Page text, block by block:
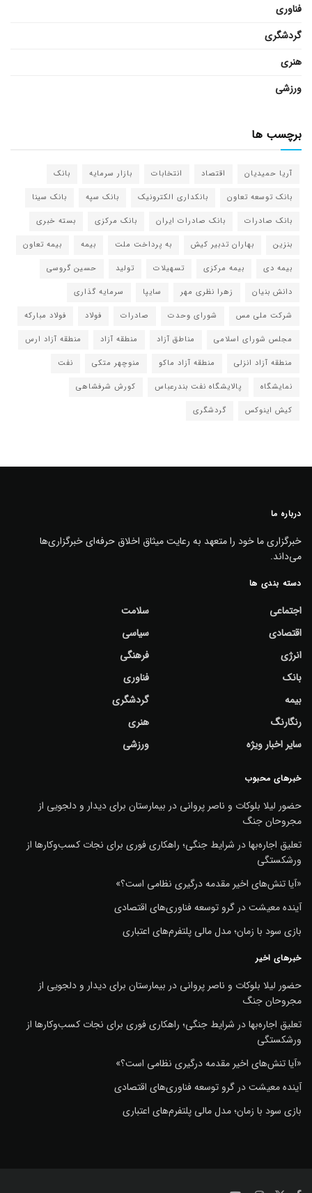
فناوری
گردشگری
هنری
ورزشی
برچسب ها
آریا حمیدیان اقتصاد انتخابات بازار سرمایه
بانک
بانک توسعه تعاون
بانکداری الکترونیک بانک سپه
بانک سینا
بانک صادرات
بانک صادرات ایران بانک مرکزی
بسته خبری
بنزین
بهاران تدبیر کیش به پرداخت ملت بیمه
بیمه تعاون
بیمه دی
بیمه مرکزی تسهیلات تولید
حسین گروسی
دانش بنیان
زهرا نظری مهر سایپا
سرمایه گذاری
شرکت ملی مس
شورای وحدت صادرات فولاد
فولاد مبارکه
مجلس شورای اسلامی
مناطق آزاد منطقه آزاد
منطقه آزاد ارس
منطقه آزاد انزلی
منطقه آزاد ماکو منوچهر متکی
نفت
نمایشگاه
پالایشگاه نفت بندرعباس
کورش شرفشاهی
کیش اینوکس
گردشگری
درباره ما
خبرگزاری ما خود را متعهد به رعایت میثاق اخلاق حرفه‌ای خبرگزاری‌ها
می‌داند.
دسته بندی ها
اجتماعی
اقتصادی
انرژی
بانک
بیمه
رنگارنگ
سایر اخبار ویژه
سلامت
سیاسی
فرهنگی
فناوری
گردشگری
هنری
ورزشی
خبرهای محبوب
حضور لیلا بلوکات و ناصر پروانی در بیمارستان برای دیدار و دلجویی از
مجروحان جنگ
تعلیق اجاره‌بها در شرایط جنگی؛ راهکاری فوری برای نجات کسب‌وکارها از
ورشکستگی
«آیا تنش‌های اخیر مقدمه درگیری نظامی است؟»
آینده معیشت در گرو توسعه فناوری‌های اقتصادی
بازی سود با زمان؛ مدل مالی پلتفرم‌های اعتباری
خبرهای اخیر
حضور لیلا بلوکات و ناصر پروانی در بیمارستان برای دیدار و دلجویی از
مجروحان جنگ
تعلیق اجاره‌بها در شرایط جنگی؛ راهکاری فوری برای نجات کسب‌وکارها از
ورشکستگی
«آیا تنش‌های اخیر مقدمه درگیری نظامی است؟»
آینده معیشت در گرو توسعه فناوری‌های اقتصادی
بازی سود با زمان؛ مدل مالی پلتفرم‌های اعتباری